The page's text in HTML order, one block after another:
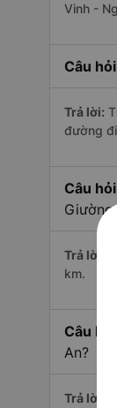
Vinh -
Câu
Trả lời:
đường
Câu
Giường
Trả lời:
km.
Câu hỏi:
An?
Trả lời: